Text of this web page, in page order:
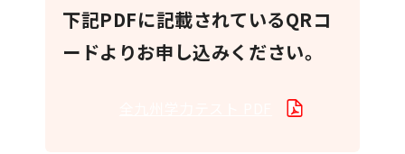
下記PDFに記載されているQRコ
ードよりお申し込みください。